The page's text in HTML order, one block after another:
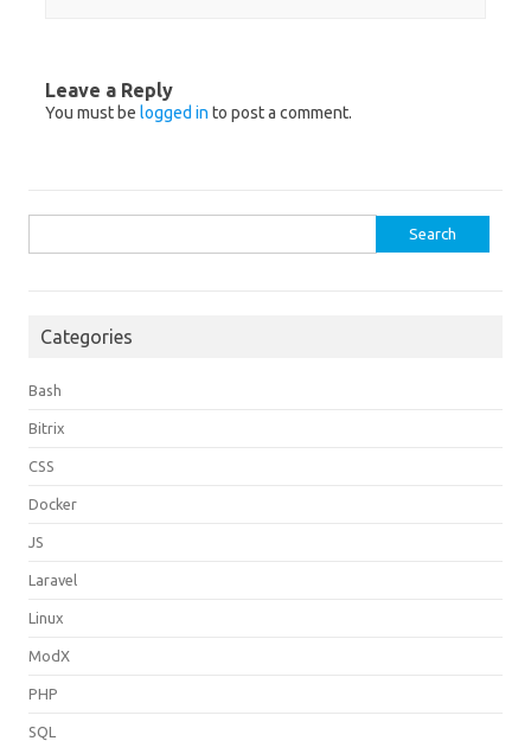
Leave a Reply
You must be logged in to post a comment.
for:
Categories
Bash
Bitrix
CSS
Docker
JS
Laravel
Linux
ModX
PHP
SQL